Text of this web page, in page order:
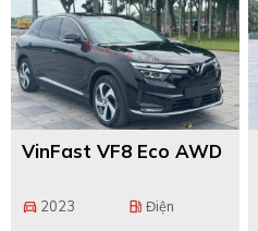
VinFast VF8 Eco AWD
directions_car 2023 local_gas_station Điện